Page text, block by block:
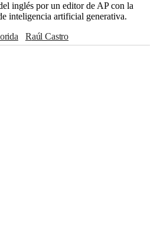
inglés por un editor de AP con la
inteligencia artificial generativa.
Raúl Castro